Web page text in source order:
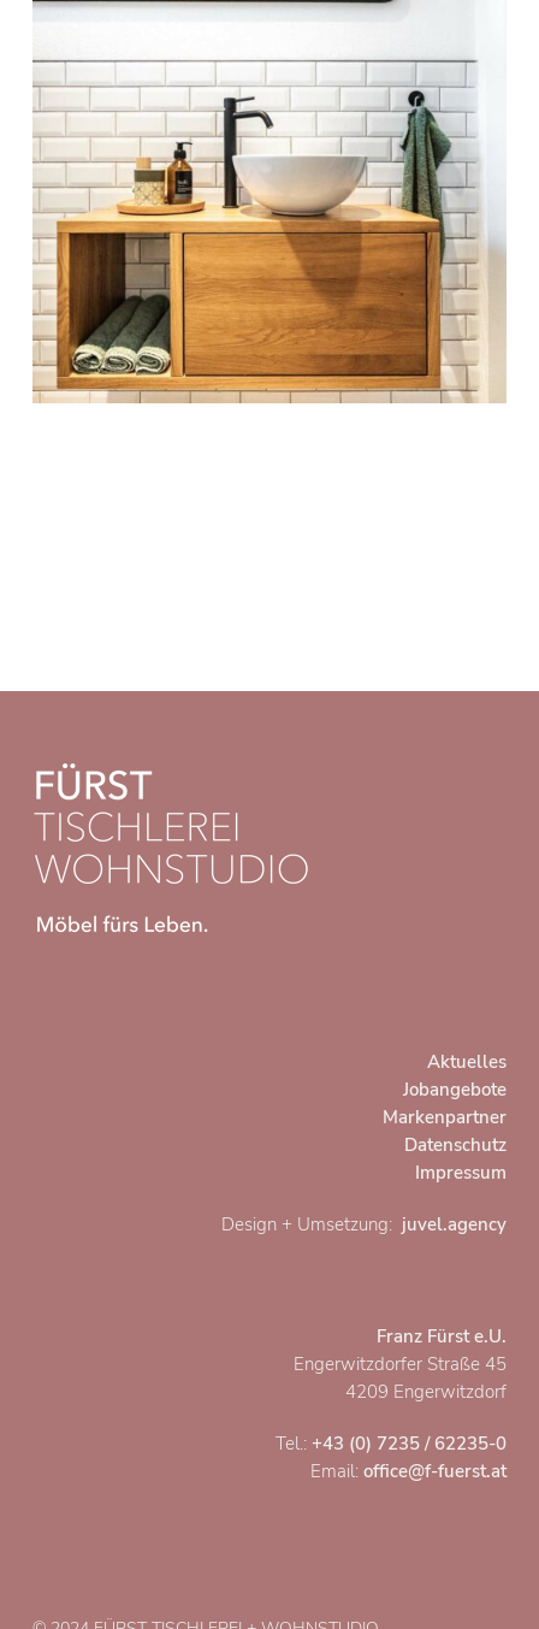
Aktuelles
Jobangebote
Markenpartner
Datenschutz
Impressum
Design + Umsetzung: juvel.agency
Franz Fürst e.U.
Engerwitzdorfer Straße 45
4209 Engerwitzdorf
Tel.: +43 (0) 7235 / 62235-0
Email:office@f-fuerst.at